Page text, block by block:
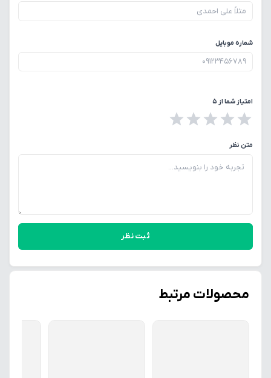
شماره موبایل
امتیاز شما از ۵
متن نظر
ثبت نظر
محصولات مرتبط